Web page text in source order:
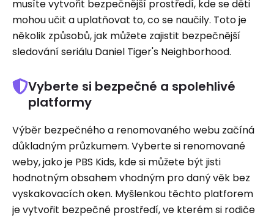
musíte vytvořit bezpečnější prostředí, kde se děti
mohou učit a uplatňovat to, co se naučily. Toto je
několik způsobů, jak můžete zajistit bezpečnější
sledování seriálu Daniel Tiger's Neighborhood.
Vyberte si bezpečné a spolehlivé
platformy
Výběr bezpečného a renomovaného webu začíná
důkladným průzkumem. Vyberte si renomované
weby, jako je PBS Kids, kde si můžete být jisti
hodnotným obsahem vhodným pro daný věk bez
vyskakovacích oken. Myšlenkou těchto platforem
je vytvořit bezpečné prostředí, ve kterém si rodiče